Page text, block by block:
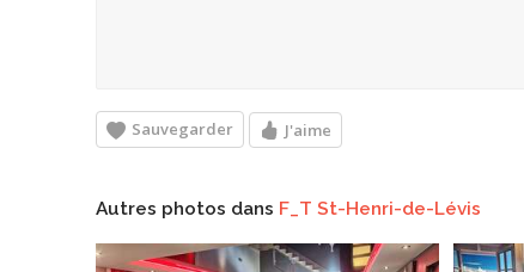
Sauvegarder J'aime
Autres photos dans F_T St-Henri-de-Lévis